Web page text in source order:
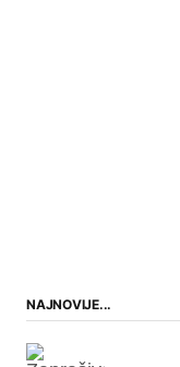
NAJNOVIJE...